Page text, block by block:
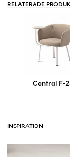
RELATERADE
Central F-
INSPIRATION